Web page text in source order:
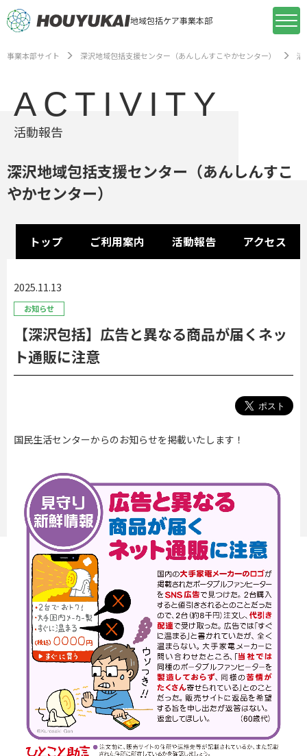
地域包括ケア事業本部
事業本部サイト 深沢地域包括支援センター（あんしんすこやかセンター） 活
ACTIVITY
活動報告
深沢地域包括支援センター（あんしんすこ
やかセンター）
トップ ご利用案内 活動報告 アクセス
2025.11.13
お知らせ
【深沢包括】広告と異なる商品が届くネッ
ト通販に注意
国民生活センターからのお知らせを掲載いたします！